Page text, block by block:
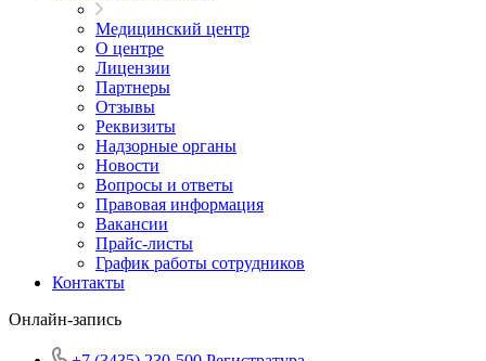
Медицинский центр
О центре
Лицензии
Партнеры
Отзывы
Реквизиты
Надзорные органы
Новости
Вопросы и ответы
Правовая информация
Вакансии
Прайс-листы
График работы сотрудников
Контакты
Онлайн-запись